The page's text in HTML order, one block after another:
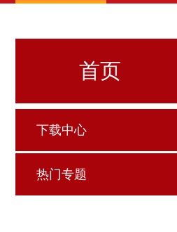
首页
下载中心
热门专题